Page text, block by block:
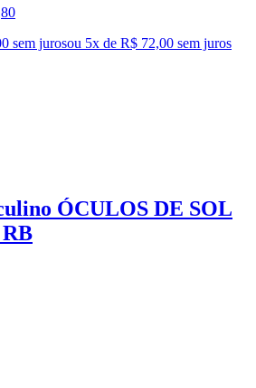
80
sem jurosou 5x de R$ 72,00 sem juros
ÓCULOS DE SOL